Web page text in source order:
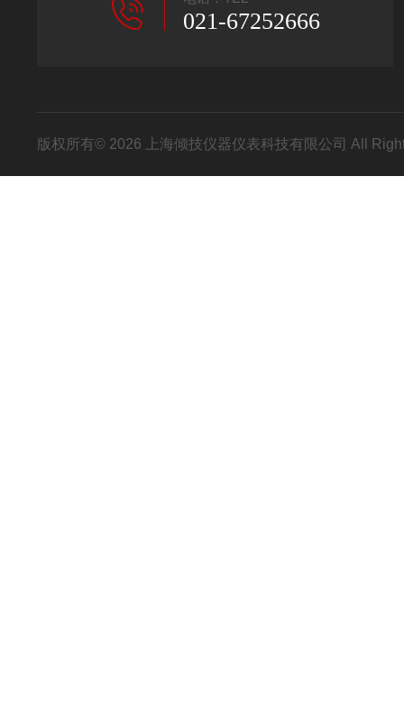
021-67252666
版权所有© 2026 上海倾技仪器仪表科技有限公司 All